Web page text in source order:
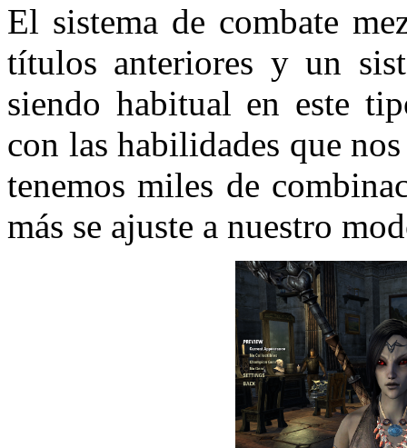
El sistema de combate
títulos anteriores y un
siendo habitual en este
con las habilidades que
tenemos miles de
más se ajuste a nuestro